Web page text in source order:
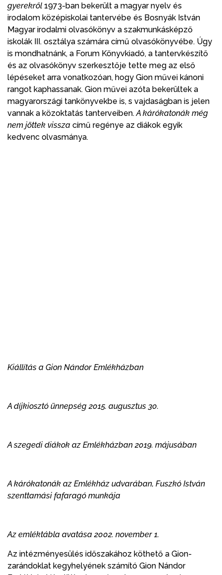
gyerekről 1973-ban bekerült a magyar nyelv és
irodalom középiskolai tantervébe és Bosnyák István
Magyar irodalmi olvasókönyv a szakmunkásképző
iskolák III. osztálya számára című olvasókönyvébe. Úgy
is mondhatnánk, a Forum Könyvkiadó, a tantervkészítő
és az olvasókönyv szerkesztője tette meg az első
lépéseket arra vonatkozóan, hogy Gion művei kánoni
rangot kaphassanak. Gion művei azóta bekerültek a
magyarországi tankönyvekbe is, s vajdaságban is jelen
vannak a közoktatás tanterveiben.A kárókatonák még
nem jöttek vissza című regénye az diákok egyik
kedvenc olvasmánya.
Kiállítás a Gion Nándor Emlékházban
A díjkiosztó ünnepség 2015. augusztus 30.
A szegedi diákok az Emlékházban 2019. májusában
A kárókatonák az Emlékház udvarában, Fuszkó István
szenttamási fafaragó munkája
Az emléktábla avatása 2002. november 1.
Az intézményesülés időszakához köthető a Gion-
zarándoklat kegyhelyének számító Gion Nándor